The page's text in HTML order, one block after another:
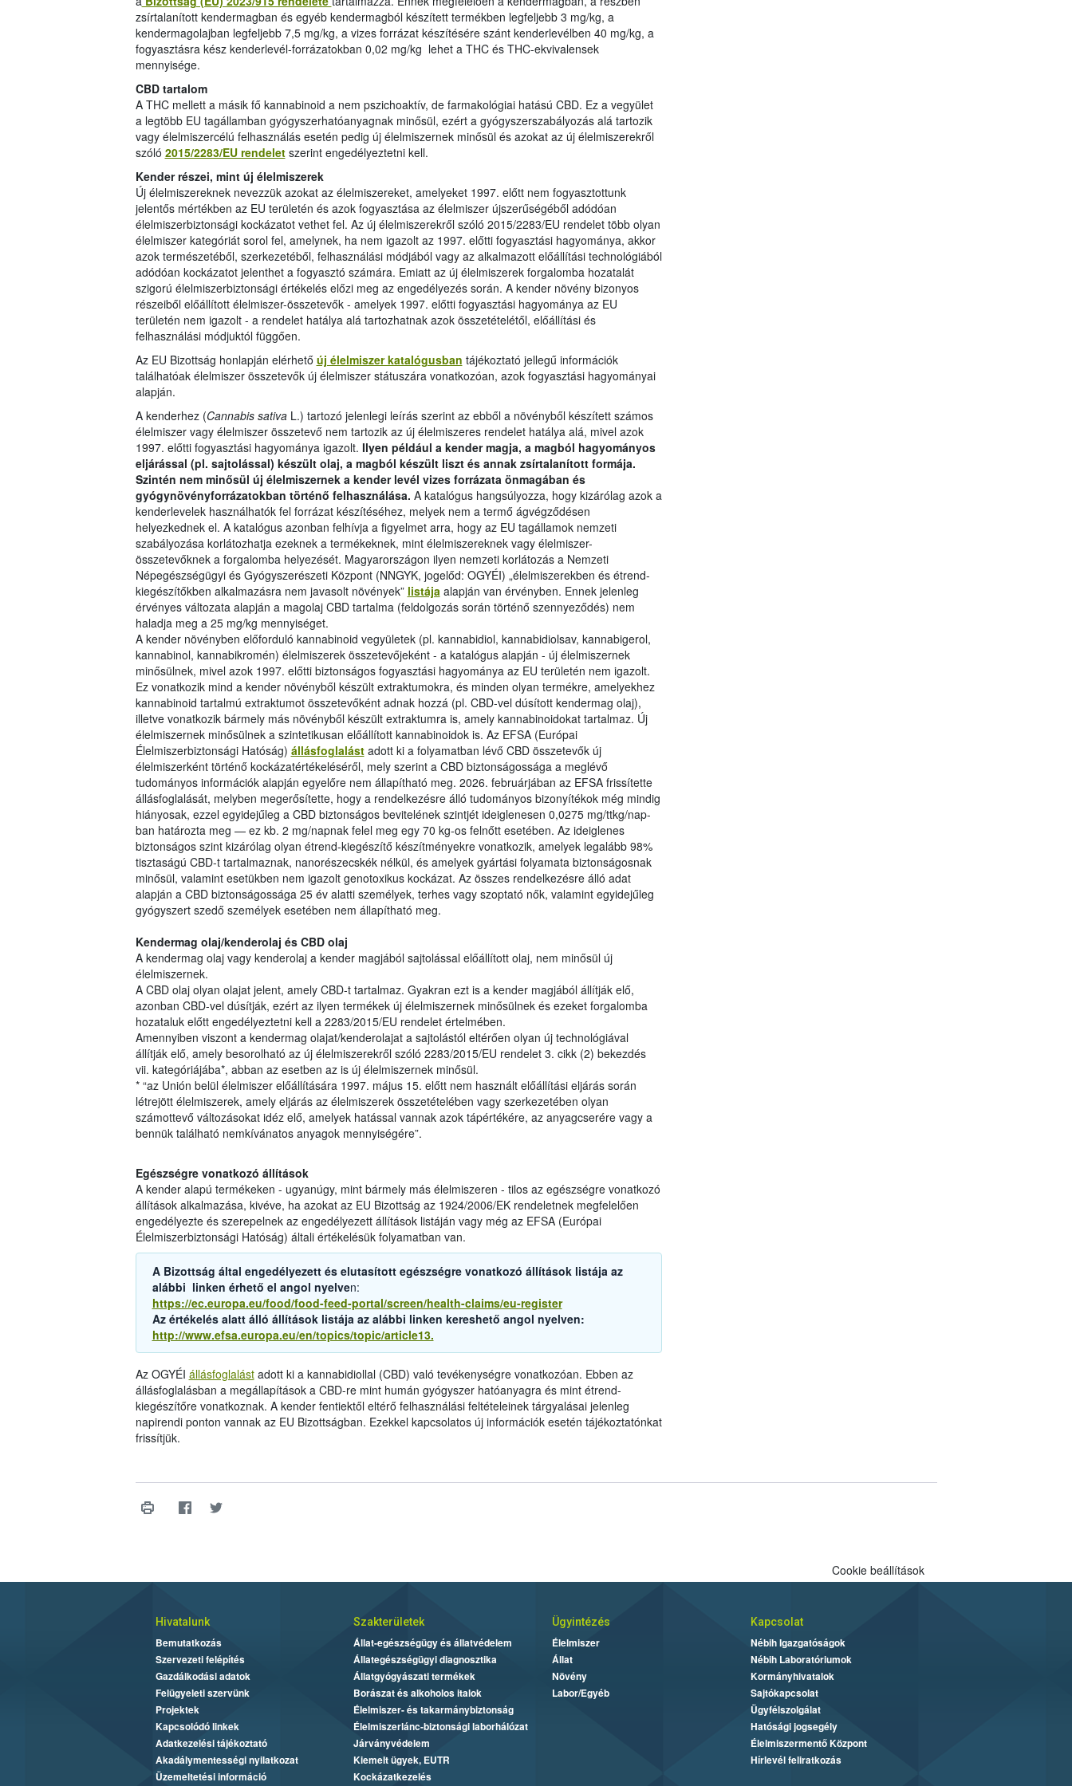
zsírtalanított kendermagban és egyéb kendermagból készített termékben legfeljebb 3 mg/kg, a
kendermagolajban legfeljebb 7,5 mg/kg, a vizes forrázat készítésére szánt kenderlevélben 40 mg/kg, a
fogyasztásra kész kenderlevél-forrázatokban 0,02 mg/kg lehet a THC és THC-ekvivalensek
mennyisége.
CBD tartalom
A THC mellett a másik fő kannabinoid a nem pszichoaktív, de farmakológiai hatású CBD. Ez a vegyület
a legtöbb EU tagállamban gyógyszerhatóanyagnak minősül, ezért a gyógyszerszabályozás alá tartozik
vagy élelmiszercélú felhasználás esetén pedig új élelmiszernek minősül és azokat az új élelmiszerekről
szóló 2015/2283/EU rendeletszerint engedélyeztetni kell.
Kender részei, mint új élelmiszerek
Új élelmiszereknek nevezzük azokat az élelmiszereket, amelyeket 1997. előtt nem fogyasztottunk
jelentős mértékben az EU területén és azok fogyasztása az élelmiszer újszerűségéből adódóan
élelmiszerbiztonsági kockázatot vethet fel. Az új élelmiszerekről szóló 2015/2283/EU rendelet több olyan
élelmiszer kategóriát sorol fel, amelynek, ha nem igazolt az 1997. előtti fogyasztási hagyománya, akkor
azok természetéből, szerkezetéből, felhasználási módjából vagy az alkalmazott előállítási technológiából
adódóan kockázatot jelenthet a fogyasztó számára. Emiatt az új élelmiszerek forgalomba hozatalát
szigorú élelmiszerbiztonsági értékelés előzi meg az engedélyezés során. A kender növény bizonyos
részeiből előállított élelmiszer-összetevők - amelyek 1997. előtti fogyasztási hagyománya az EU
területén nem igazolt - a rendelet hatálya alá tartozhatnak azok összetételétől, előállítási és
felhasználási módjuktól függően.
Az EU Bizottság honlapján elérhető új élelmiszer katalógusban tájékoztató jellegű információk
találhatóak élelmiszer összetevők új élelmiszer státuszára vonatkozóan, azok fogyasztási hagyományai
alapján.
A kenderhez (Cannabis sativaL.) tartozó jelenlegi leírás szerint az ebből a növényből készített számos
élelmiszer vagy élelmiszer összetevő nem tartozik az új élelmiszeres rendelet hatálya alá, mivel azok
1997. előtti fogyasztási hagyománya igazolt. Ilyen például a kender magja, a magból hagyományos
eljárással (pl. sajtolással) készült olaj, a magból készült liszt és annak zsírtalanított formája.
Szintén nem minősül új élelmiszernek a kender levél vizes forrázata önmagában és
gyógynövényforrázatokban történő felhasználása. A katalógus hangsúlyozza, hogy kizárólag azok a
kenderlevelek használhatók fel forrázat készítéséhez, melyek nem a termő ágvégződésen
helyezkednek el. A katalógus azonban felhívja a figyelmet arra, hogy az EU tagállamok nemzeti
szabályozása korlátozhatja ezeknek a termékeknek, mint élelmiszereknek vagy élelmiszer-
összetevőknek a forgalomba helyezését. Magyarországon ilyen nemzeti korlátozás a Nemzeti
Népegészségügyi és Gyógyszerészeti Központ (NNGYK, jogelőd: OGYÉI) „élelmiszerekben és étrend-
kiegészítőkben alkalmazásra nem javasolt növények” listájaalapján van érvényben. Ennek jelenleg
érvényes változata alapján a magolaj CBD tartalma (feldolgozás során történő szennyeződés) nem
haladja meg a 25 mg/kg mennyiséget.
A kender növényben előforduló kannabinoid vegyületek (pl. kannabidiol, kannabidiolsav, kannabigerol,
kannabinol, kannabikromén) élelmiszerek összetevőjeként - a katalógus alapján - új élelmiszernek
minősülnek, mivel azok 1997. előtti biztonságos fogyasztási hagyománya az EU területén nem igazolt.
Ez vonatkozik mind a kender növényből készült extraktumokra, és minden olyan termékre, amelyekhez
kannabinoid tartalmú extraktumot összetevőként adnak hozzá (pl. CBD-vel dúsított kendermag olaj),
illetve vonatkozik bármely más növényből készült extraktumra is, amely kannabinoidokat tartalmaz. Új
élelmiszernek minősülnek a szintetikusan előállított kannabinoidok is. Az EFSA (Európai
Élelmiszerbiztonsági Hatóság) állásfoglalástadott ki a folyamatban lévő CBD összetevők új
élelmiszerként történő kockázatértékeléséről, mely szerint a CBD biztonságossága a meglévő
tudományos információk alapján egyelőre nem állapítható meg. 2026. februárjában az EFSA frissítette
állásfoglalását, melyben megerősítette, hogy a rendelkezésre álló tudományos bizonyítékok még mindig
hiányosak, ezzel egyidejűleg a CBD biztonságos bevitelének szintjét ideiglenesen 0,0275 mg/ttkg/nap-
ban határozta meg — ez kb. 2 mg/napnak felel meg egy 70 kg-os felnőtt esetében. Az ideiglenes
biztonságos szint kizárólag olyan étrend-kiegészítő készítményekre vonatkozik, amelyek legalább 98%
tisztaságú CBD-t tartalmaznak, nanorészecskék nélkül, és amelyek gyártási folyamata biztonságosnak
minősül, valamint esetükben nem igazolt genotoxikus kockázat. Az összes rendelkezésre álló adat
alapján a CBD biztonságossága 25 év alatti személyek, terhes vagy szoptató nők, valamint egyidejűleg
gyógyszert szedő személyek esetében nem állapítható meg.
Kendermag olaj/kenderolaj és CBD olaj
A kendermag olaj vagy kenderolaj a kender magjából sajtolással előállított olaj, nem minősül új
élelmiszernek.
A CBD olaj olyan olajat jelent, amely CBD-t tartalmaz. Gyakran ezt is a kender magjából állítják elő,
azonban CBD-vel dúsítják, ezért az ilyen termékek új élelmiszernek minősülnek és ezeket forgalomba
hozataluk előtt engedélyeztetni kell a 2283/2015/EU rendelet értelmében.
Amennyiben viszont a kendermag olajat/kenderolajat a sajtolástól eltérően olyan új technológiával
állítják elő, amely besorolható az új élelmiszerekről szóló 2283/2015/EU rendelet 3. cikk (2) bekezdés
vii. kategóriájába*, abban az esetben az is új élelmiszernek minősül.
* “az Unión belül élelmiszer előállítására 1997. május 15. előtt nem használt előállítási eljárás során
létrejött élelmiszerek, amely eljárás az élelmiszerek összetételében vagy szerkezetében olyan
számottevő változásokat idéz elő, amelyek hatással vannak azok tápértékére, az anyagcserére vagy a
bennük található nemkívánatos anyagok mennyiségére”.
Egészségre vonatkozó állítások
A kender alapú termékeken - ugyanúgy, mint bármely más élelmiszeren - tilos az egészségre vonatkozó
állítások alkalmazása, kivéve, ha azokat az EU Bizottság az 1924/2006/EK rendeletnek megfelelően
engedélyezte és szerepelnek az engedélyezett állítások listáján vagy még az EFSA (Európai
Élelmiszerbiztonsági Hatóság) általi értékelésük folyamatban van.
A Bizottság által engedélyezett és elutasított egészségre vonatkozó állítások listája az
alábbi linken érhető el angol nyelven:
https://ec.europa.eu/food/food-feed-portal/screen/health-claims/eu-register
Az értékelés alatt álló állítások listája az alábbi linken kereshető angol nyelven:
http://www.efsa.europa.eu/en/topics/topic/article13.
Az OGYÉI állásfoglalástadott ki a kannabidiollal (CBD) való tevékenységre vonatkozóan. Ebben az
állásfoglalásban a megállapítások a CBD-re mint humán gyógyszer hatóanyagra és mint étrend-
kiegészítőre vonatkoznak. A kender fentiektől eltérő felhasználási feltételeinek tárgyalásai jelenleg
napirendi ponton vannak az EU Bizottságban. Ezekkel kapcsolatos új információk esetén tájékoztatónkat
frissítjük.
Cookie beállítások
Hivatalunk
Bemutatkozás
Szervezeti felépítés
Gazdálkodási adatok
Felügyeleti szervünk
Projektek
Kapcsolódó linkek
Adatkezelési tájékoztató
Akadálymentességi nyilatkozat
Üzemeltetési információ
Szakterületek
Állat-egészségügy és állatvédelem
Állategészségügyi diagnosztika
Állatgyógyászati termékek
Borászat és alkoholos italok
Élelmiszer- és takarmánybiztonság
Élelmiszerlánc-biztonsági laborhálózat
Járványvédelem
Kiemelt ügyek, EUTR
Kockázatkezelés
Ügyintézés
Élelmiszer
Állat
Növény
Labor/Egyéb
Kapcsolat
Nébih Igazgatóságok
Nébih Laboratóriumok
Kormányhivatalok
Sajtókapcsolat
Ügyfélszolgálat
Hatósági jogsegély
Élelmiszermentő Központ
Hírlevél feliratkozás